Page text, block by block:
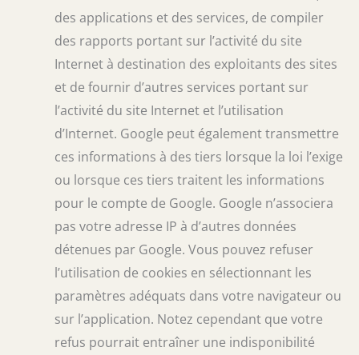
des applications et des services, de compiler
des rapports portant sur l’activité du site
Internet à destination des exploitants des sites
et de fournir d’autres services portant sur
l’activité du site Internet et l’utilisation
d’Internet. Google peut également transmettre
ces informations à des tiers lorsque la loi l’exige
ou lorsque ces tiers traitent les informations
pour le compte de Google. Google n’associera
pas votre adresse IP à d’autres données
détenues par Google. Vous pouvez refuser
l’utilisation de cookies en sélectionnant les
paramètres adéquats dans votre navigateur ou
sur l’application. Notez cependant que votre
refus pourrait entraîner une indisponibilité